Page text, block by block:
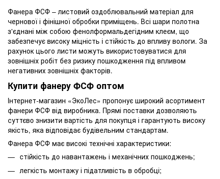
Фанера ФСФ – листовий оздоблювальний матеріал для
чернової і фінішної обробки приміщень. Всі шари полотна
з'єднані між собою фенолформальдегідним клеєм, що
забезпечує високу міцність і стійкість до впливу вологи. За
рахунок цього листи можуть використовуватися для
зовнішніх робіт без ризику пошкодження під впливом
негативних зовнішніх факторів.
Купити фанеру ФСФ оптом
Інтернет-магазин «ЭкоЛес» пропонує широкий асортимент
фанери ФСФ від виробника. Прямі поставки дозволяють
суттєво знизити вартість для покупця і гарантують високу
якість, яка відповідає будівельним стандартам.
Фанера ФСФ має високі технічні характеристики:
стійкість до навантажень і механічних пошкоджень;
легкість монтажу і підатливість в обробці;